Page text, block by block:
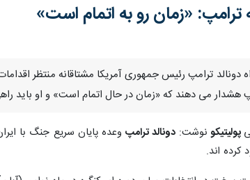
«زمان رو به اتمام است»